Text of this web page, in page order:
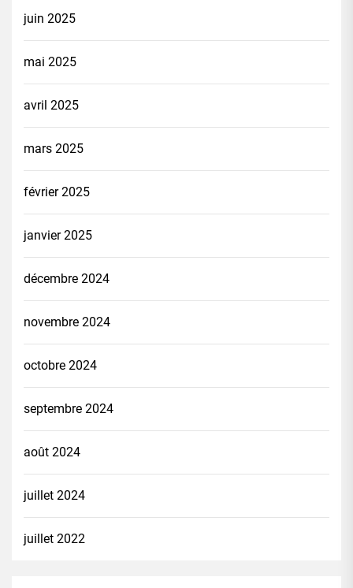
juin 2025
mai 2025
avril 2025
mars 2025
février 2025
janvier 2025
décembre 2024
novembre 2024
octobre 2024
septembre 2024
août 2024
juillet 2024
juillet 2022